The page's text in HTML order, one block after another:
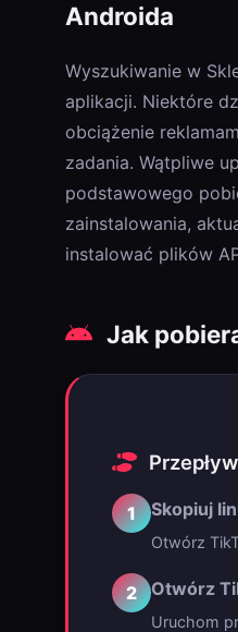
Androida
Wyszukiwanie w
aplikacji. Niektóre
obciążenie
zadania. Wątpliwe
podstawowego
zainstalowania,
instalować plików
Jak
1 Skopiuj
Otwórz
2 Otwórz
Uruchom